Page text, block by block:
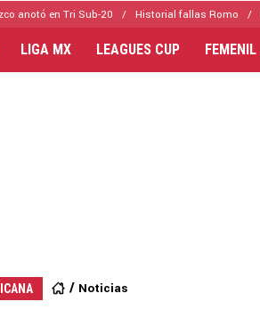
anotó en Tri Sub-20 Historial fallas Romo
LIGA MX LEAGUES CUP FEMENIL
Noticias